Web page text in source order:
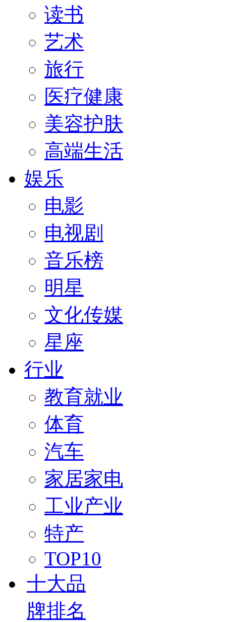
读书
艺术
旅行
医疗健康
美容护肤
高端生活
娱乐
电影
电视剧
音乐榜
明星
文化传媒
星座
行业
教育就业
体育
汽车
家居家电
工业产业
特产
TOP10
十大品
牌排名